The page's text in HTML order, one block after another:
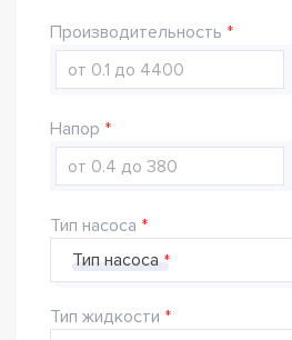
Производительность
Напор
Тип насоса
Тип насоса
Тип жидкости